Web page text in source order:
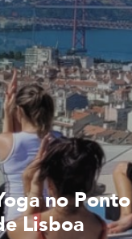
no
Lisboa